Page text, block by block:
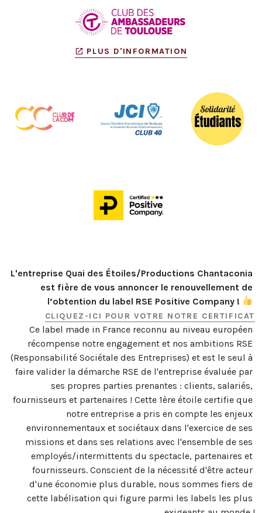
PLUS D'INFORMATION
L'entreprise Quai des Étoiles/Productions Chantaconia
est fière de vous annoncer le renouvellement de
l’obtention du label RSE Positive Company !
CLIQUEZ-ICI POUR VOTRE NOTRE CERTIFICAT
Ce label made in France reconnu au niveau européen
récompense notre engagement et nos ambitions RSE
(Responsabilité Sociétale des Entreprises) et est le seul à
faire valider la démarche RSE de l'entreprise évaluée par
ses propres parties prenantes : clients, salariés,
fournisseurs et partenaires ! Cette 1ère étoile certifie que
notre entreprise a pris en compte les enjeux
environnementaux et sociétaux dans l'exercice de ses
missions et dans ses relations avec l'ensemble de ses
employés/intermittents du spectacle, partenaires et
fournisseurs. Conscient de la nécessité d'être acteur
d'une économie plus durable, nous sommes fiers de
cette labélisation qui figure parmi les labels les plus